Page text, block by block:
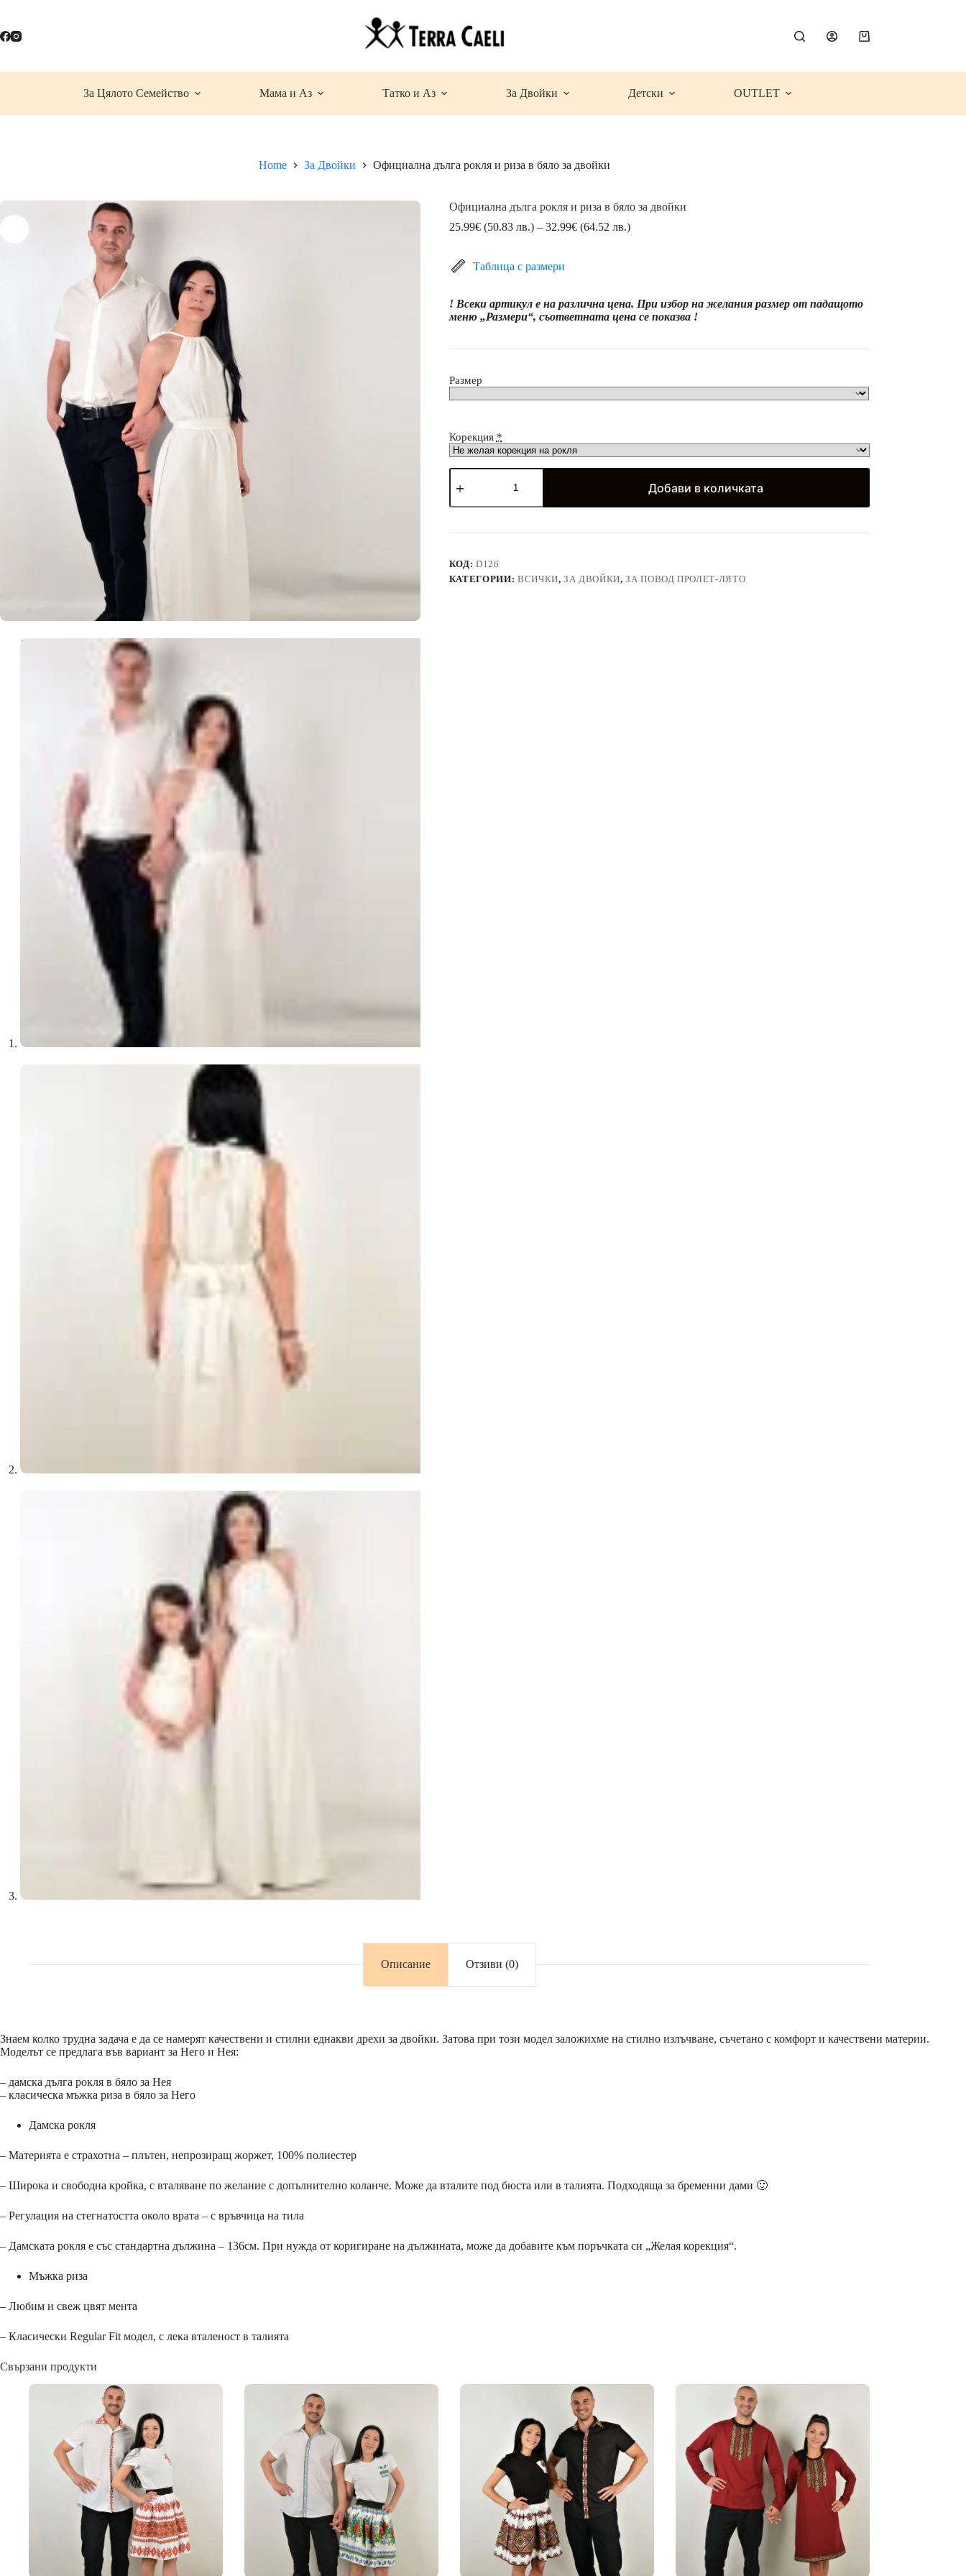
content
Shopping
За Цялото Семейство Мама и Аз Татко и Аз За Двойки Детски OUTLET
Home За Двойки Официална дълга рокля и риза в бяло за двойки
Официална дълга рокля и риза в бяло за двойки
25.99€(50.83 лв.) – 32.99€(64.52 лв.)Price
32.99€
(64.52
Таблица с размери
! Всеки артикул е на различна цена. При избор на желания размер от падащото
меню „Размери“, съответната цена се показва !
Размер
Корекция *
количество
за
дълга
и
в
бяло
за
Добави в количката
КОД:D126
КАТЕГОРИИ: ВСИЧКИ,ЗА ДВОЙКИ,ЗА ПОВОД ПРОЛЕТ-ЛЯТО
Описание Отзиви (0)
Знаем колко трудна задача е да се намерят качествени и стилни еднакви дрехи за двойки. Затова при този модел заложихме на стилно излъчване, съчетано с комфорт и качествени материи.
Моделът се предлага във вариант за Него и Нея:
– дамска дълга рокля в бяло за Нея
– класическа мъжка риза в бяло за Него
Дамска рокля
– Материята е страхотна – плътен, непрозиращ жоржет, 100% полиестер
– Широка и свободна кройка, с вталяване по желание с допълнително коланче. Може да вталите под бюста или в талията. Подходяща за бременни дами 🙂
– Регулация на стегнатостта около врата – с връвчица на тила
– Дамската рокля е със стандартна дължина – 136см. При нужда от коригиране на дължината, може да добавите към поръчката си „Желая корекция“.
Мъжка риза
– Любим и свеж цвят мента
– Класически Regular Fit модел, с лека вталеност в талията
Свързани продукти